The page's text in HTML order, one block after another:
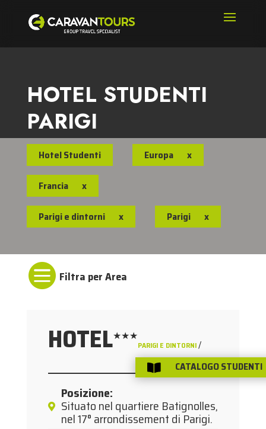
HOTEL STUDENTI
PARIGI
Hotel Studenti Europa x
Francia x
Parigi e dintorni x Parigi x

HOTEL★★★
PARIGI E DINTORNI/
PARIGI
Posizione:
Situato nel quartiere Batignolles,
nel 17° arrondissement di Parigi.
 CATALOGO STUDENTI